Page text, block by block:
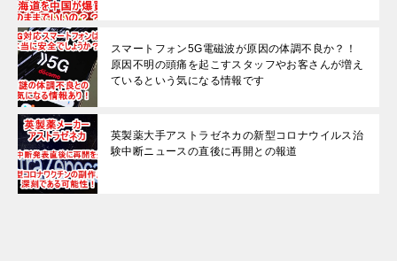
スマートフォン5G電磁波が原因の体調不良か？！
原因不明の頭痛を起こすスタッフやお客さんが増え
ているという気になる情報です
英製薬大手アストラゼネカの新型コロナウイルス治
験中断ニュースの直後に再開との報道